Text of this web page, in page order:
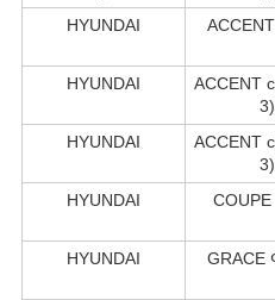
HYUNDAI
HYUNDAI
ACCENT
3)
HYUNDAI
ACCENT
3)
HYUNDAI
HYUNDAI
GRACE